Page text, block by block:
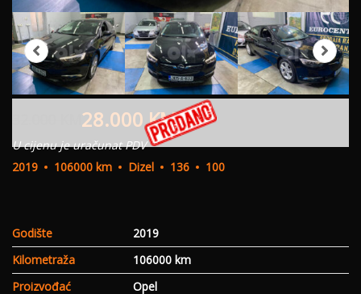
28.000KM
U cijenu je uračunat PDV
2019
106000 km Dizel 136 100
Godište
2019
Kilometraža
106000 km
Proizvođać
Opel